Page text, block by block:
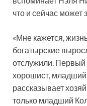
что и сейчас может
«Мне кажется,
богатырские
отслужили. Первый
хорошист, младший
рассказывает
только младший